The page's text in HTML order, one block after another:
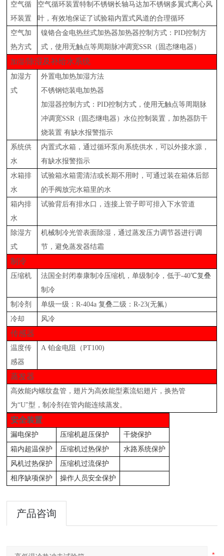
空气循
环装置
空气循环装置特制不锈钢长轴马达加不锈钢多翼式离心风
叶，有效地保证了试验箱内置式风道的合理循环
空气加
热方式
镍铬合金电热丝式加热器加热器控制方式：PID控制方
式，使用无触点等周期脉冲调宽SSR（固态继电器）
加湿/除湿及补给水系统
加湿方
式
外置电加热加湿方法
不锈钢铠装电加热器
加湿器控制方式：PID控制方式，使用无触点等周期脉
冲调宽SSR（固态继电器）水位控制装置，加热器防干
烧装置 有缺水报警指示
系统供
水
内置式水箱，通过循环泵向系统供水，可以外接水源，
有缺水报警指示
水箱排
水
试验箱水箱需清洁或长期不用时，可通过装在箱体后部
的手阀放完水箱里的水
箱内排
水
试验背后有排水口，连接上管子即可排入下水管道
除湿方
式
机械制冷光管表面除湿，通过蒸发压力调节器进行调
节，避免蒸发器结霜
制冷
压缩机 法国全封闭泰康制冷压缩机，单级制冷，低于-40℃复叠
制冷
制冷剂
单级一级：R-404a 复叠二级：R-23(无氟）
冷却
风冷
传感器
温度传
感器
A 铂金电阻（PT100)
蒸发器
高效能内螺纹盘管，翅片为高效能型紊流铝翅片，换热管
为“U"型，制冷剂在管内能连续蒸发。
安全装置
漏电保护 压缩机超压保护
干烧保护
箱内超温保护
压缩机过热保护
水路系统保护
风机过热保护
压缩机过流保护
相序缺项保护
操作人员安全保护
产品咨询